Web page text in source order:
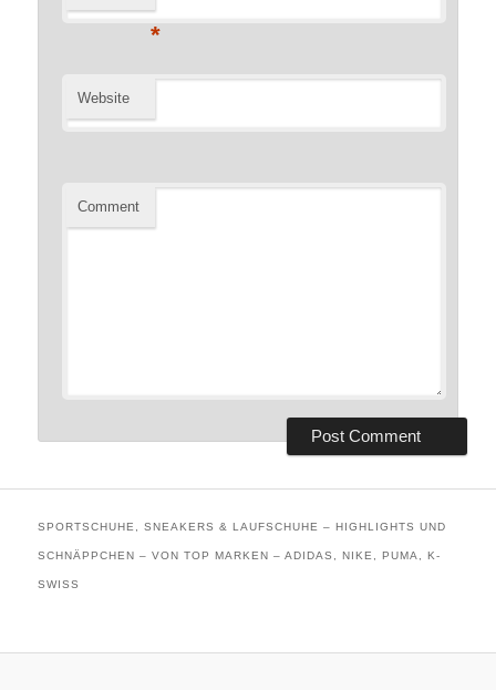
*
Website
Comment
SPORTSCHUHE, SNEAKERS & LAUFSCHUHE – HIGHLIGHTS UND
SCHNÄPPCHEN – VON TOP MARKEN – ADIDAS, NIKE, PUMA, K-
SWISS